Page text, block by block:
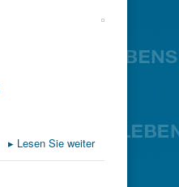
▸ Lesen Sie weiter